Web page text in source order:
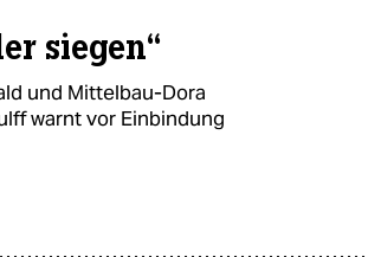
siegen“
und Mittelbau-Dora
warnt vor Einbindung